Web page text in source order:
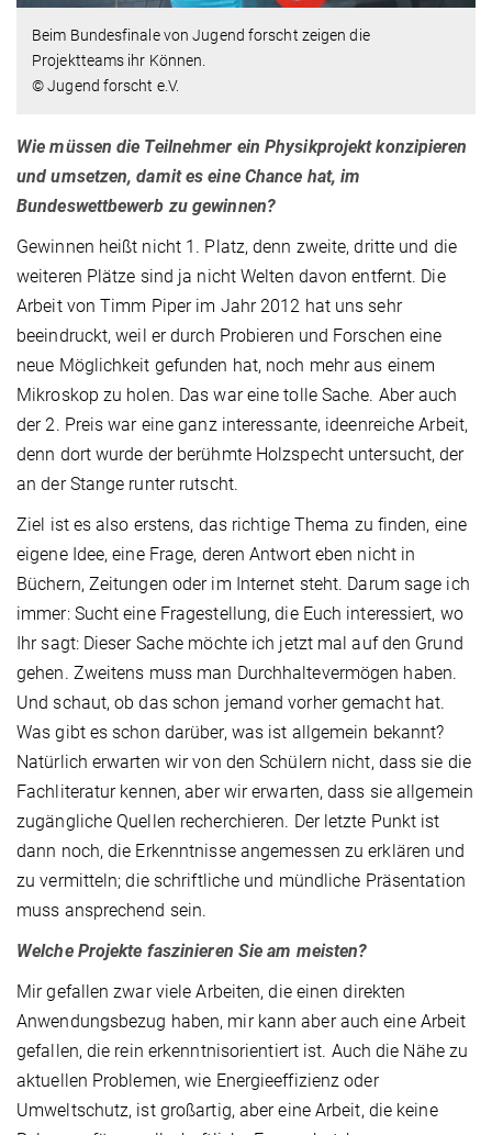
Beim Bundesfinale von Jugend forscht zeigen die
Projektteams ihr Können.
© Jugend forscht e.V.
Wie müssen die Teilnehmer ein Physikprojekt konzipieren
und umsetzen, damit es eine Chance hat, im
Bundeswettbewerb zu gewinnen?
Gewinnen heißt nicht 1. Platz, denn zweite, dritte und die
weiteren Plätze sind ja nicht Welten davon entfernt. Die
Arbeit von Timm Piper im Jahr 2012 hat uns sehr
beeindruckt, weil er durch Probieren und Forschen eine
neue Möglichkeit gefunden hat, noch mehr aus einem
Mikroskop zu holen. Das war eine tolle Sache. Aber auch
der 2. Preis war eine ganz interessante, ideenreiche Arbeit,
denn dort wurde der berühmte Holzspecht untersucht, der
an der Stange runter rutscht.
Ziel ist es also erstens, das richtige Thema zu finden, eine
eigene Idee, eine Frage, deren Antwort eben nicht in
Büchern, Zeitungen oder im Internet steht. Darum sage ich
immer: Sucht eine Fragestellung, die Euch interessiert, wo
Ihr sagt: Dieser Sache möchte ich jetzt mal auf den Grund
gehen. Zweitens muss man Durchhaltevermögen haben.
Und schaut, ob das schon jemand vorher gemacht hat.
Was gibt es schon darüber, was ist allgemein bekannt?
Natürlich erwarten wir von den Schülern nicht, dass sie die
Fachliteratur kennen, aber wir erwarten, dass sie allgemein
zugängliche Quellen recherchieren. Der letzte Punkt ist
dann noch, die Erkenntnisse angemessen zu erklären und
zu vermitteln; die schriftliche und mündliche Präsentation
muss ansprechend sein.
Welche Projekte faszinieren Sie am meisten?
Mir gefallen zwar viele Arbeiten, die einen direkten
Anwendungsbezug haben, mir kann aber auch eine Arbeit
gefallen, die rein erkenntnisorientiert ist. Auch die Nähe zu
aktuellen Problemen, wie Energieeffizienz oder
Umweltschutz, ist großartig, aber eine Arbeit, die keine